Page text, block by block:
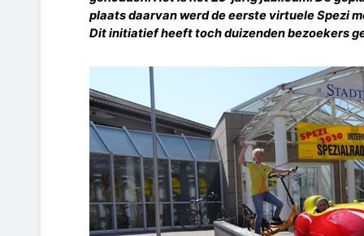
plaats daarvan werd de eerste virtuele Spezi
Dit initiatief heeft toch duizenden bezoekers